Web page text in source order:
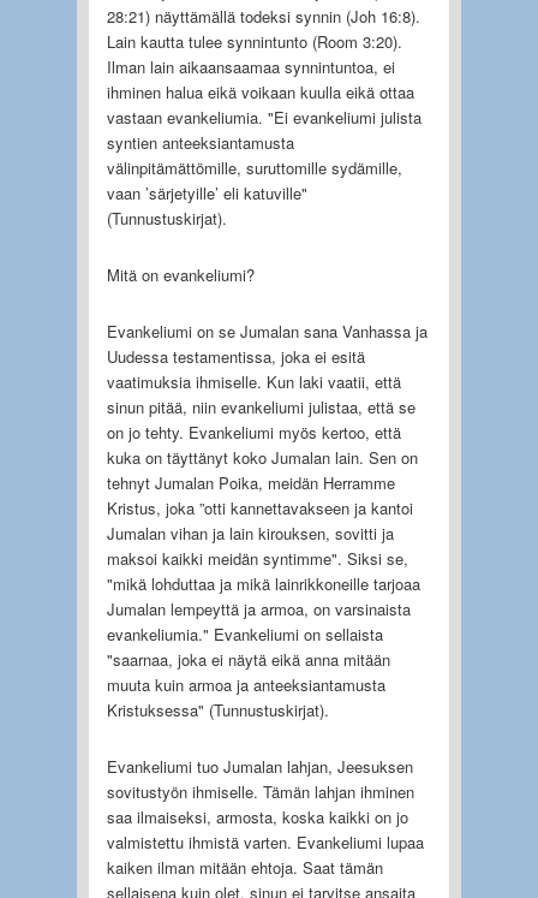
28:21) näyttämällä todeksi synnin (Joh 16:8).
Lain kautta tulee synnintunto (Room 3:20).
Ilman lain aikaansaamaa synnintuntoa, ei
ihminen halua eikä voikaan kuulla eikä ottaa
vastaan evankeliumia. "Ei evankeliumi julista
syntien anteeksiantamusta
välinpitämättömille, suruttomille sydämille,
vaan ’särjetyille’ eli katuville"
(Tunnustuskirjat).
Mitä on evankeliumi?
Evankeliumi on se Jumalan sana Vanhassa ja
Uudessa testamentissa, joka ei esitä
vaatimuksia ihmiselle. Kun laki vaatii, että
sinun pitää, niin evankeliumi julistaa, että se
on jo tehty. Evankeliumi myös kertoo, että
kuka on täyttänyt koko Jumalan lain. Sen on
tehnyt Jumalan Poika, meidän Herramme
Kristus, joka ”otti kannettavakseen ja kantoi
Jumalan vihan ja lain kirouksen, sovitti ja
maksoi kaikki meidän syntimme". Siksi se,
"mikä lohduttaa ja mikä lainrikkoneille tarjoaa
Jumalan lempeyttä ja armoa, on varsinaista
evankeliumia." Evankeliumi on sellaista
"saarnaa, joka ei näytä eikä anna mitään
muuta kuin armoa ja anteeksiantamusta
Kristuksessa" (Tunnustuskirjat).
Evankeliumi tuo Jumalan lahjan, Jeesuksen
sovitustyön ihmiselle. Tämän lahjan ihminen
saa ilmaiseksi, armosta, koska kaikki on jo
valmistettu ihmistä varten. Evankeliumi lupaa
kaiken ilman mitään ehtoja. Saat tämän
sellaisena kuin olet, sinun ei tarvitse ansaita